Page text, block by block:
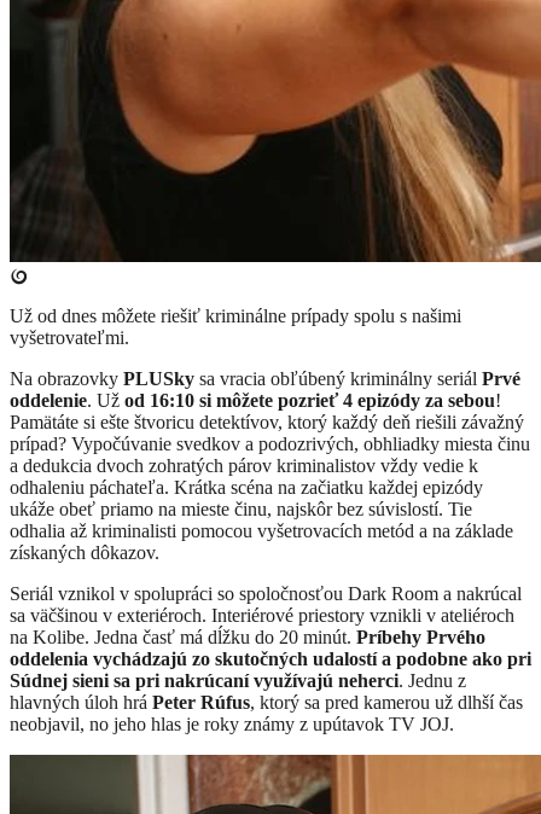
Už od dnes môžete riešiť kriminálne prípady spolu s našimi
vyšetrovateľmi.
Na obrazovky PLUSky sa vracia obľúbený kriminálny seriál Prvé
oddelenie. Už od 16:10 si môžete pozrieť 4 epizódy za sebou!
Pamätáte si ešte štvoricu detektívov, ktorý každý deň riešili závažný
prípad? Vypočúvanie svedkov a podozrivých, obhliadky miesta činu
a dedukcia dvoch zohratých párov kriminalistov vždy vedie k
odhaleniu páchateľa. Krátka scéna na začiatku každej epizódy
ukáže obeť priamo na mieste činu, najskôr bez súvislostí. Tie
odhalia až kriminalisti pomocou vyšetrovacích metód a na základe
získaných dôkazov.
Seriál vznikol v spolupráci so spoločnosťou Dark Room a nakrúcal
sa väčšinou v exteriéroch. Interiérové priestory vznikli v ateliéroch
na Kolibe. Jedna časť má dĺžku do 20 minút. Príbehy Prvého
oddelenia vychádzajú zo skutočných udalostí a podobne ako pri
Súdnej sieni sa pri nakrúcaní využívajú neherci. Jednu z
hlavných úloh hrá Peter Rúfus, ktorý sa pred kamerou už dlhší čas
neobjavil, no jeho hlas je roky známy z upútavok TV JOJ.